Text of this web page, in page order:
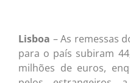
Lisboa – As remessas
para o país subiram
milhões de euros,